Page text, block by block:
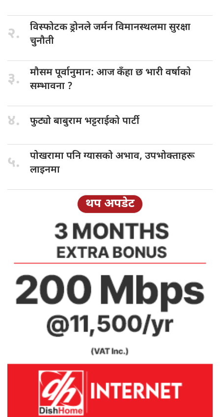
२. विस्फोटक ड्रोनलेजर्मन विमानस्थलमा सुरक्षा
चुनौती
३. मौसम पूर्वानुमान: आज कँहा छ भारी वर्षाकाे
सम्भावना ?
४. फुट्यो बाबुराम भट्टराईको पार्टी
५. पोखरामा पनिग्यासको अभाव, उपभोक्ताहरू
लाइनमा
थप अपडेट